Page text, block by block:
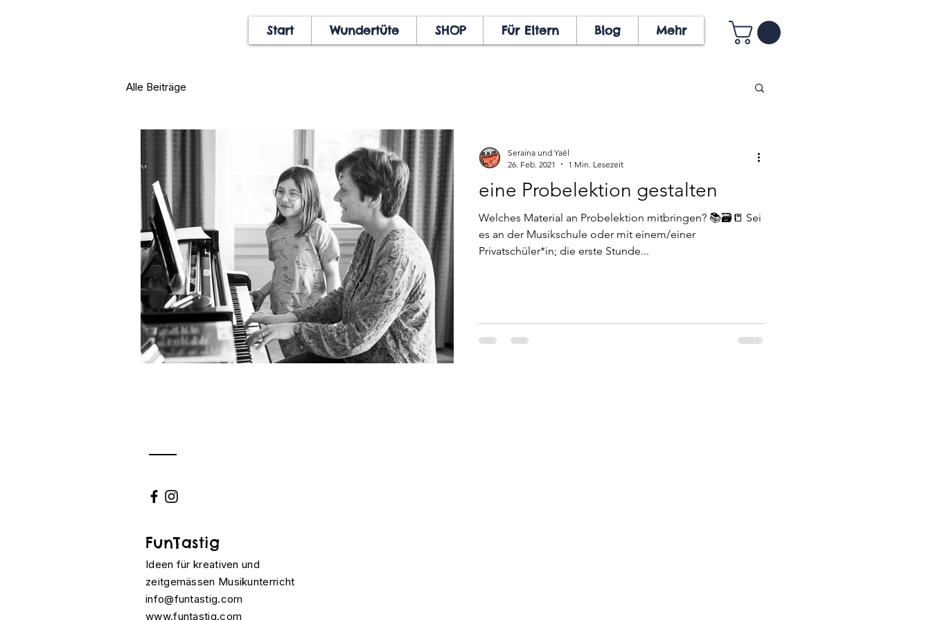
Start Wundertüte SHOP Für Eltern Blog Mehr
Alle Beiträge
eine Probelektion gestalten
Welches Material an Probelektion mitbringen? 📚🗃📒 Sei
es an der Musikschule oder mit einem/einer
Privatschüler*in; die erste Stunde...
Seraina und Yaël
26. Feb. 2021
1 Min. Lesezeit
FunTastig
Ideen für kreativen und
zeitgemässen Musikunterricht
info@funtastig.com
www.funtastig.com